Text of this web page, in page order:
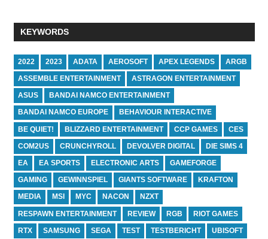
KEYWORDS
2022 2023 ADATA AEROSOFT APEX LEGENDS ARGB
ASSEMBLE ENTERTAINMENT ASTRAGON ENTERTAINMENT
ASUS BANDAI NAMCO ENTERTAINMENT
BANDAI NAMCO EUROPE BEHAVIOUR INTERACTIVE
BE QUIET! BLIZZARD ENTERTAINMENT CCP GAMES CES
COM2US CRUNCHYROLL DEVOLVER DIGITAL DIE SIMS 4
EA EA SPORTS ELECTRONIC ARTS GAMEFORGE
GAMING GEWINNSPIEL GIANTS SOFTWARE KRAFTON
MEDIA MSI MYC NACON NZXT
RESPAWN ENTERTAINMENT REVIEW RGB RIOT GAMES
RTX SAMSUNG SEGA TEST TESTBERICHT UBISOFT